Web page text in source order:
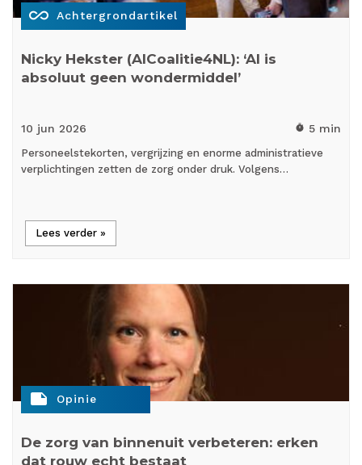
all_inclusive Achtergrondartikel
Nicky Hekster (AICoalitie4NL): ‘AI is
absoluut geen wondermiddel’
10 jun 2026 timer 5 min
Personeelstekorten, vergrijzing en enorme administratieve
verplichtingen zetten de zorg onder druk. Volgens…
Lees verder »
note Opinie
De zorg van binnenuit verbeteren: erken
dat rouw echt bestaat